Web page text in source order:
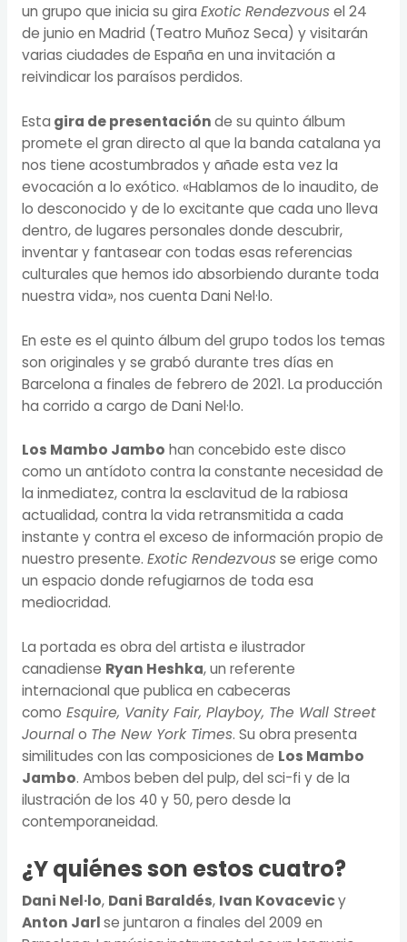
un grupo que inicia su gira Exotic Rendezvousel 24
de junio en Madrid (Teatro Muñoz Seca) y visitarán
varias ciudades de España en una invitación a
reivindicar los paraísos perdidos.
Esta gira de presentaciónde su quinto álbum
promete el gran directo al que la banda catalana ya
nos tiene acostumbrados y añade esta vez la
evocación a lo exótico. «Hablamos de lo inaudito, de
lo desconocido y de lo excitante que cada uno lleva
dentro, de lugares personales donde descubrir,
inventar y fantasear con todas esas referencias
culturales que hemos ido absorbiendo durante toda
nuestra vida», nos cuenta Dani Nel·lo.
En este es el quinto álbum del grupo todos los temas
son originales y se grabó durante tres días en
Barcelona a finales de febrero de 2021. La producción
ha corrido a cargo de Dani Nel·lo.
Los Mambo Jambo han concebido este disco
como un antídoto contra la constante necesidad de
la inmediatez, contra la esclavitud de la rabiosa
actualidad, contra la vida retransmitida a cada
instante y contra el exceso de información propio de
nuestro presente. Exotic Rendezvousse erige como
un espacio donde refugiarnos de toda esa
mediocridad.
La portada es obra del artista e ilustrador
canadiense Ryan Heshka, un referente
internacional que publica en cabeceras
como Esquire, Vanity Fair, Playboy, The Wall Street
Journalo The New York Times. Su obra presenta
similitudes con las composiciones de Los Mambo
Jambo. Ambos beben del pulp, del sci-fi y de la
ilustración de los 40 y 50, pero desde la
contemporaneidad.
¿Y quiénes son estos cuatro?
Dani Nel·lo, Dani Baraldés, Ivan Kovacevicy
Anton Jarlse juntaron a finales del 2009 en